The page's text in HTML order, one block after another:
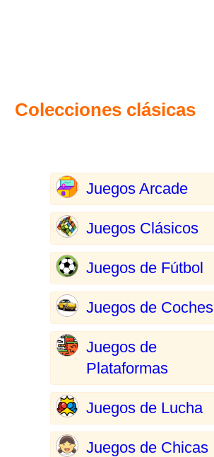
Colecciones clásicas
Juegos Arcade
Juegos Clásicos
Juegos de Fútbol
Juegos de Coches
Juegos de
Plataformas
Juegos de Lucha
Juegos de Chicas